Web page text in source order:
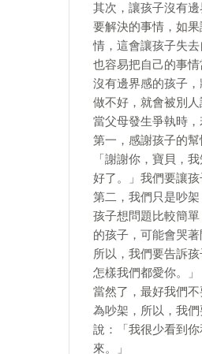
其次，讓孩子沒有
要解決的事情，如
情，這會讓孩子失
也容易把自己的事情
沒有邊界感的孩子
做不好，就會被別
當父母發生爭執時
第一，感謝孩子的
「謝謝你，寶貝，
好了。」我們要讓
第二，我們只是吵
孩子想問題比較簡
的孩子，可能會哭
所以，我們要告訴
怎樣我們都愛你。」
當然了，最好我們
為吵架，所以，我
說：「我很少看到
來。」